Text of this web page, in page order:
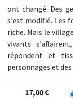
ont changé. Des
s'est modifié. Les
riche. Mais le
vivants
répondent et
personnages et
17,00 €